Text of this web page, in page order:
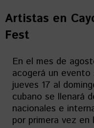
Artistas en
Fest
En el mes de
acogerá un evento
jueves 17 al
cubano se llenará
nacionales e
por primera vez en